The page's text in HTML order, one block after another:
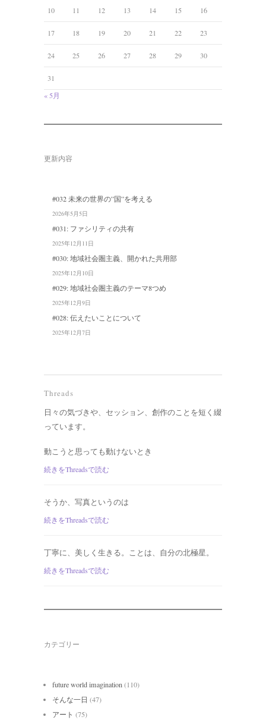
10 11 12 13 14 15 16
17 18 19 20 21 22 23
24 25 26 27 28 29 30
31
« 5月
更新内容
#032 未来の世界の”国”を考える
2026年5月5日
#031: ファシリティの共有
2025年12月11日
#030: 地域社会圏主義、開かれた共用部
2025年12月10日
#029: 地域社会圏主義のテーマ8つめ
2025年12月9日
#028: 伝えたいことについて
2025年12月7日
Threads
日々の気づきや、セッション、創作のことを短く綴
っています。
動こうと思っても動けないとき
続きをThreadsで読む
そうか、写真というのは
続きをThreadsで読む
丁寧に、美しく生きる。ことは、自分の北極星。
続きをThreadsで読む
カテゴリー
future world imagination(110)
そんな一日 (47)
アート (75)